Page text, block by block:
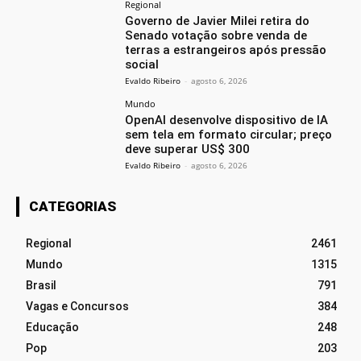
Regional
Governo de Javier Milei retira do
Senado votação sobre venda de
terras a estrangeiros após pressão
social
Evaldo Ribeiro - agosto 6, 2026
Mundo
OpenAI desenvolve dispositivo de IA
sem tela em formato circular; preço
deve superar US$ 300
Evaldo Ribeiro - agosto 6, 2026
CATEGORIAS
Regional
2461
Mundo
1315
Brasil
791
Vagas e Concursos
384
Educação
248
Pop
203